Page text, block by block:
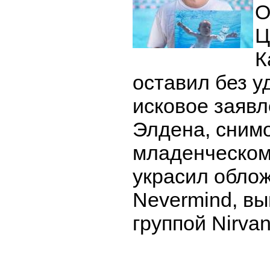
оставил без
исковое
Элдена,
украсил
Nevermind,
группой